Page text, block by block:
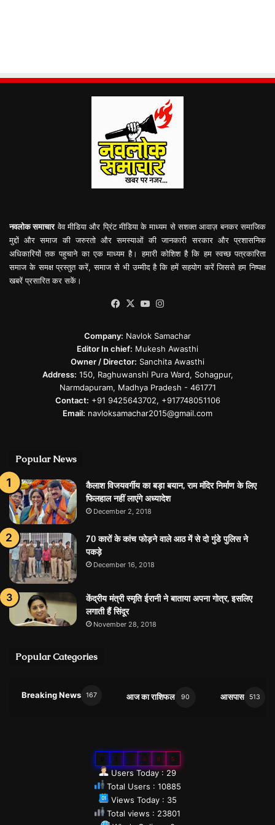
नवलोक समाचारवेव मीडिया और प्रिंट मीडिया के माध्यम से सशक्त आवाज़ बनकर समाजिक
मुद्दों और समाज की जरुरतो और समस्याओं की जानकारी सरकार और प्रशासनिक
अधिकारियों तक पहुचाने का एक माध्यम है। हमारी कोशिश है कि हम स्वच्छ पत्रकारिता
समाज के समक्ष प्रस्तुत करें, समाज से भी उम्मीद है कि हमें सहयोग करें जिससे हम निष्पक्ष
खबरें प्रसारित कर सकें।
Facebook
X YouTube
Company: Navlok Samachar
Editor In chief: Mukesh Awasthi
Owner / Director: Sanchita Awasthi
Address: 150, Raghuwanshi Pura Ward, Sohagpur,
Narmdapuram, Madhya Pradesh - 461771
Contact: +91 9425643702, +917748051106
Email: navloksamachar2015@gmail.com
Popular News
कैलाश विजयवर्गीय का बड़ा बयान, राम मंदिर निर्माण के लिए
फिलहाल नहीं लाएंगे अध्यादेश
December 2, 2018
70 कारों के कांच फोड़ने वाले आठ में से दो गुंडे पुलिस ने
पकड़े
December 16, 2018
केंद्रीय मंत्री स्मृति ईरानी ने बाताया अपना गोत्र, इसलिए
लगाती हैं सिंदूर
November 28, 2018
Popular Categories
Breaking News 167 आज का राशिफल 90 आसपास 513
0 8 8 5
Users Today : 29
Total Users : 10885
Views Today : 35
Total views : 23801